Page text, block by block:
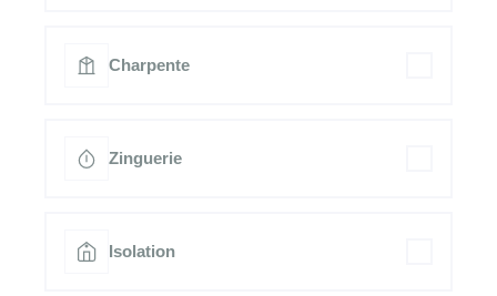
Charpente
Zinguerie
Isolation